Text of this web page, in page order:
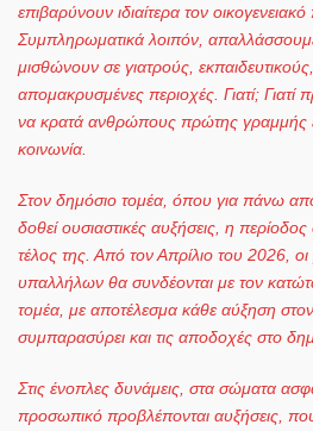
επιβαρύνουν ιδιαίτερα τον
Συμπληρωματικά λοιπόν,
μισθώνουν σε γιατρούς,
απομακρυσμένες περιοχές. Γιατί; Γιατί
να κρατά ανθρώπους πρώτης γραμμής
κοινωνία.
Στον δημόσιο τομέα, όπου για πάνω
δοθεί ουσιαστικές αυξήσεις, η περίοδος
τέλος της. Από τον Απρίλιο του 2026,
υπαλλήλων θα συνδέονται με τον
τομέα, με αποτέλεσμα κάθε αύξηση
συμπαρασύρει και τις αποδοχές στο
Στις ένοπλες δυνάμεις, στα σώματα
προσωπικό προβλέπονται αυξήσεις,